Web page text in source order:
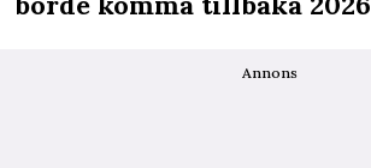
Annons